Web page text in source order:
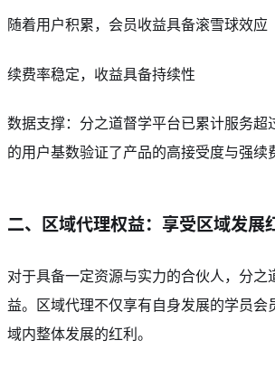
随着用户积累，会员收益具备滚雪球效应
续费率稳定，收益具备持续性
数据支撑：分之道督学平台已累计服务
的用户基数验证了产品的高接受度与强续
二、区域代理权益：享受区域发展
对于具备一定资源与实力的合伙人，分之
益。区域代理不仅享有自身发展的学员会
域内整体发展的红利。